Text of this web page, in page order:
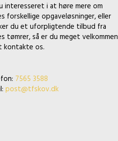
interesseret i at høre mere om
forskellige opgaveløsninger, eller
du et uforpligtende tilbud fra
tømrer, så er du meget velkommen
kontakte os.
7565 3588
post@tfskov.dk